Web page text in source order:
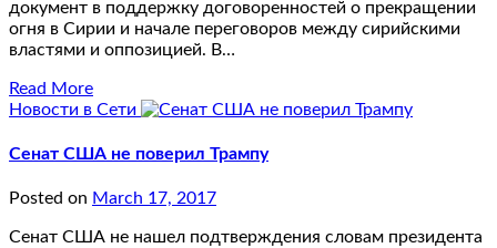
документ в поддержку договоренностей о прекращении
огня в Сирии и начале переговоров между сирийскими
властями и оппозицией. В…
Read More
Новости в Сети
Сенат США не поверил Трампу
Posted on March 17, 2017
Сенат США не нашел подтверждения словам президента